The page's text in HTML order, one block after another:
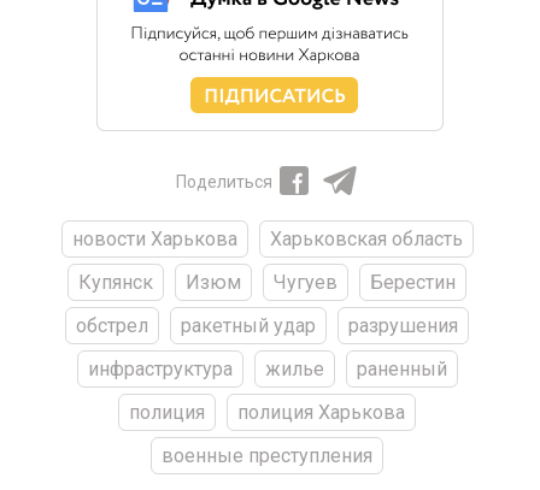
Поделиться
новости Харькова
Харьковская область
Купянск
Изюм Чугуев
Берестин
обстрел
ракетный удар
разрушения
инфраструктура
жилье
раненный
полиция
полиция Харькова
военные преступления